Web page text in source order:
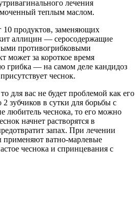
лечения
теплым маслом.
10 продуктов, заменяющих
аллицин — серосодержащие
противогрибковыми
может за короткое время
грибка — на самом деле кандидоз
чеснок.
для вас не будет проблемой как его
2 зубчиков в сутки для борьбы с
любитель чеснока, то его можно
начнет растворятся в
запах. При лечении
ватно-марлевые
чеснока и спринцевания с